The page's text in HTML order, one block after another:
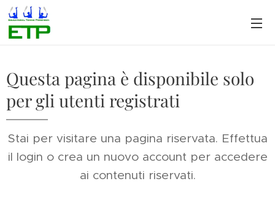
Questa pagina è disponibile solo
per gli utenti registrati
Stai per visitare una pagina riservata. Effettua
il login o crea un nuovo account per accedere
ai contenuti riservati.